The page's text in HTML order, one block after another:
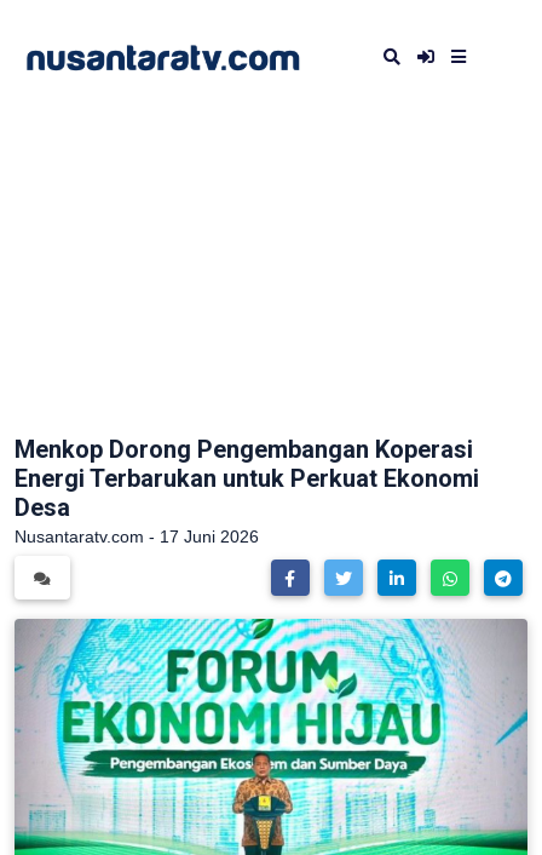
Menkop Dorong Pengembangan Koperasi
Energi Terbarukan untuk Perkuat Ekonomi
Desa
Nusantaratv.com - 17 Juni 2026